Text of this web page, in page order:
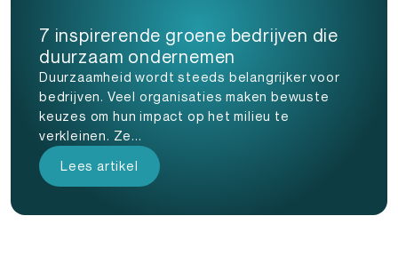
7 inspirerende groene bedrijven die
duurzaam ondernemen
Duurzaamheid wordt steeds belangrijker voor
bedrijven. Veel organisaties maken bewuste
keuzes om hun impact op het milieu te
verkleinen. Ze...
Lees artikel